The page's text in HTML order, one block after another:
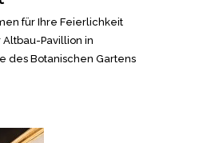
für Ihre Feierlichkeit
Pavillion in
des Botanischen Gartens